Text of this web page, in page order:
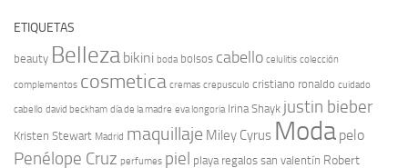
ETIQUETAS
beauty Belleza bikini boda bolsos cabello celulitis colección
complementos cosmetica cremas crepusculo cristiano ronaldo cuidado
cabello david beckham día de la madre eva longoria Irina Shayk justin bieber
Kristen Stewart Madrid maquillaje Miley Cyrus Moda pelo
Penélope Cruz perfumes piel playa regalos san valentín Robert